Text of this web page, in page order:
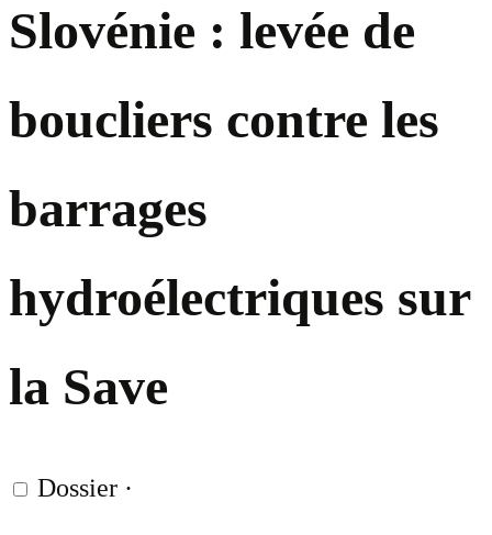
Slovénie : levée de
boucliers contre les
barrages
hydroélectriques sur
la Save
Dossier ·